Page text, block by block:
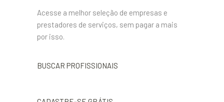
Acesse a melhor seleção de empresas e
prestadores de serviços, sem pagar a mais
por isso.
BUSCAR PROFISSIONAIS